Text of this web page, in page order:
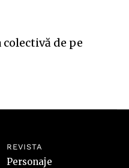
de pe
REVISTA
Personaje